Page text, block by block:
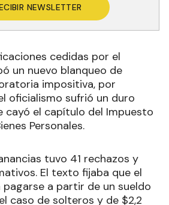
NEWSLETTER
cedidas por el
un nuevo blanqueo de
impositiva, por
oficialismo sufrió un duro
cayó el capítulo del Impuesto
Personales.
tuvo 41 rechazos y
El texto fijaba que el
a partir de un sueldo
caso de solteros y de $2,2